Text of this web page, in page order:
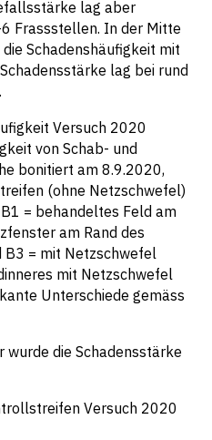
lag aber
Frassstellen. In der Mitte
Schadenshäufigkeit mit
lag bei rund
von Schab- und
bonitiert am 8.9.2020,
(ohne Netzschwefel)
= behandeltes Feld am
am Rand des
B3 = mit Netzschwefel
mit Netzschwefel
Unterschiede gemäss
die Schadensstärke